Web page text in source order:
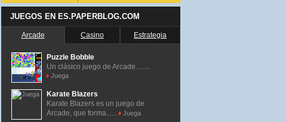
JUEGOS EN ES.PAPERBLOG.COM
Arcade Casino Estrategia
Puzzle Bobble
Un clásico juego de Arcade. ......
Juega
Karate Blazers
Karate Blazers es un juego de
Arcade, que forma......
Juega